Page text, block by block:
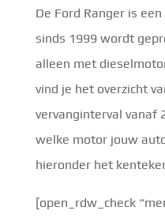
De Ford Ranger is
sinds 1999 wordt
alleen met
vind je het overzicht
vervanginterval vanaf
welke motor jouw
hieronder het
[open_rdw_check